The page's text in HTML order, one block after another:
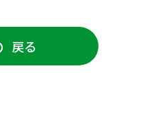
戻る